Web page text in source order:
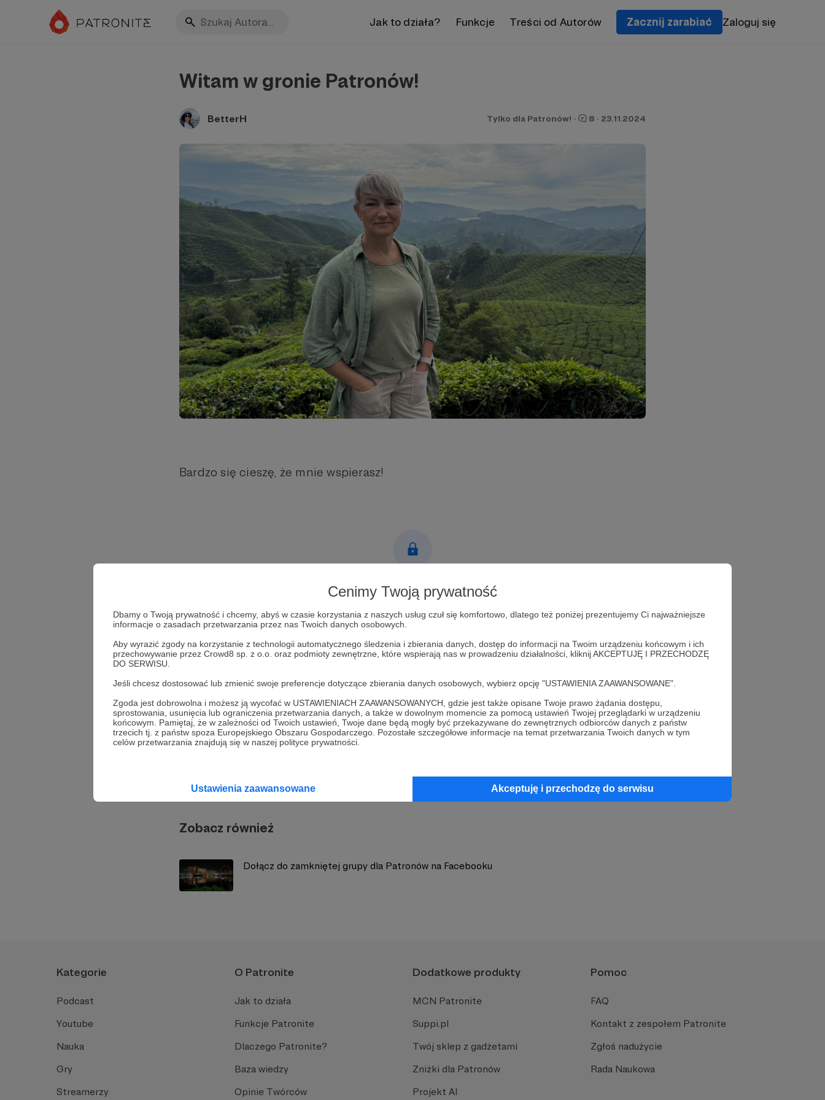
Cenimy Twoją prywatność
Dbamy o Twoją prywatność i chcemy, abyś w czasie korzystania z naszych usług czuł się komfortowo, dlatego też poniżej prezentujemy Ci najważniejsze
informacje o zasadach przetwarzania przez nas Twoich danych osobowych.
Aby wyrazić zgody na korzystanie z technologii automatycznego śledzenia i zbierania danych, dostęp do informacji na Twoim urządzeniu końcowym i ich
przechowywanie przez Crowd8 sp. z o.o. oraz podmioty zewnętrzne, które wspierają nas w prowadzeniu działalności, kliknij AKCEPTUJĘ I PRZECHODZĘ
DO SERWISU.
Jeśli chcesz dostosować lub zmienić swoje preferencje dotyczące zbierania danych osobowych, wybierz opcję "USTAWIENIA ZAAWANSOWANE".
Zgoda jest dobrowolna i możesz ją wycofać w USTAWIENIACH ZAAWANSOWANYCH, gdzie jest także opisane Twoje prawo żądania dostępu,
sprostowania, usunięcia lub ograniczenia przetwarzania danych, a także w dowolnym momencie za pomocą ustawień Twojej przeglądarki w urządzeniu
końcowym. Pamiętaj, że w zależności od Twoich ustawień, Twoje dane będą mogły być przekazywane do zewnętrznych odbiorców danych z państw
trzecich tj. z państw spoza Europejskiego Obszaru Gospodarczego. Pozostałe szczegółowe informacje na temat przetwarzania Twoich danych w tym
celów przetwarzania znajdują się w naszej polityce prywatności.
Ustawienia zaawansowane Akceptuję i przechodzę do serwisu
Jak to działa? Funkcje Treści od Autorów Zacznij zarabiać Zaloguj się
Witam w gronie Patronów!
BetterH Tylko dla Patronów! · 8 · 23.11.2024
Bardzo się cieszę, że mnie wspierasz!
Post dostępny tylko dla Patronów
Aby zobaczyć ten materiał musisz być zalogowany
Zostań Patronem
Udostępnij
Zobacz również
Dołącz do zamkniętej grupy dla Patronów na Facebooku
Kategorie
Podcast
Youtube
Nauka
Gry
Streamerzy
O Patronite
Jak to działa
Funkcje Patronite
Dlaczego Patronite?
Baza wiedzy
Opinie Twórców
Dodatkowe produkty
MCN Patronite
Suppi.pl
Twój sklep z gadżetami
Zniżki dla Patronów
Projekt AI
Pomoc
FAQ
Kontakt z zespołem Patronite
Zgłoś nadużycie
Rada Naukowa